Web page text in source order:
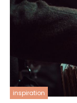
inspiration